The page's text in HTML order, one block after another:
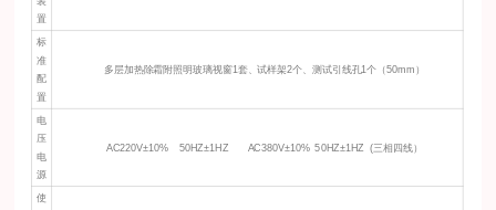
置
标
准
配
置
多层加热除霜附照明玻璃视窗1套、试样架2个、测试引线孔1个（50mm）
电
压
电
源
AC220V±10% 50HZ±1HZ AC380V±10% 50HZ±1HZ (三相四线）
使